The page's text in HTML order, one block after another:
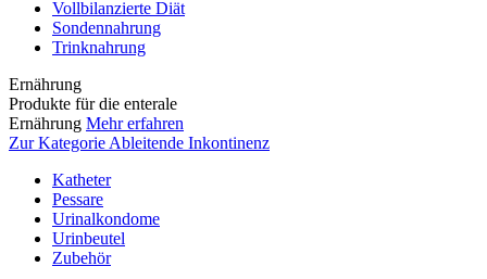
Vollbilanzierte Diät
Sondennahrung
Trinknahrung
Ernährung
Produkte für die enterale
Ernährung Mehr erfahren
Zur Kategorie Ableitende Inkontinenz
Katheter
Pessare
Urinalkondome
Urinbeutel
Zubehör